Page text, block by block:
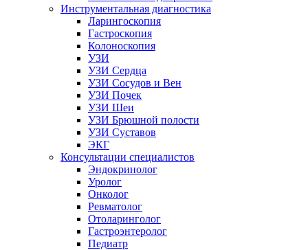
Инструментальная диагностика
Ларингоскопия
Гастроскопия
Колоноскопия
УЗИ
УЗИ Сердца
УЗИ Сосудов и Вен
УЗИ Почек
УЗИ Шеи
УЗИ Брюшной полости
УЗИ Суставов
ЭКГ
Консультации специалистов
Эндокринолог
Уролог
Онколог
Ревматолог
Отоларинголог
Гастроэнтеролог
Педиатр